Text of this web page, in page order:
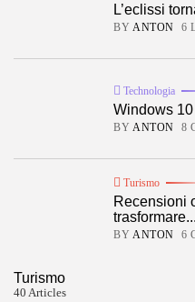
L’eclissi
BY ANTON 6
Technologia
Windows
BY ANTON 8
Turismo
Recensioni
trasformare...
BY ANTON 6
Turismo
40 Articles